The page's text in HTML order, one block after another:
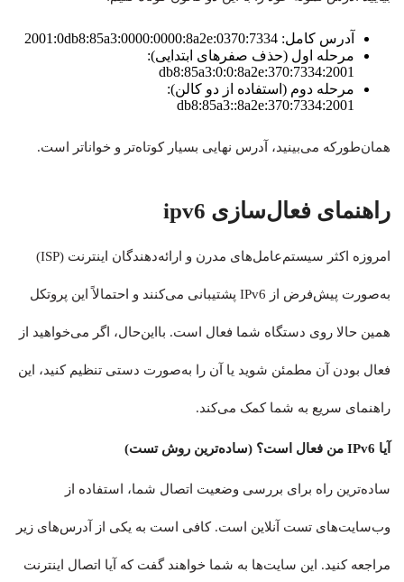
آدرس کامل: 2001:0db8:85a3:0000:0000:8a2e:0370:7334
مرحله اول (حذف صفرهای ابتدایی):
2001:db8:85a3:0:0:8a2e:370:7334
مرحله دوم (استفاده از دو کالن):
2001:db8:85a3::8a2e:370:7334
همان‌طورکه می‌بینید، آدرس نهایی بسیار کوتاه‌تر و خواناتر است.
راهنمای فعال‌سازی ipv6
امروزه اکثر سیستم‌عامل‌های مدرن و ارائه‌دهندگان اینترنت (ISP)
به‌صورت پیش‌فرض از IPv6 پشتیبانی می‌کنند و احتمالاً این پروتکل
همین حالا روی دستگاه شما فعال است. بااین‌حال، اگر می‌خواهید از
فعال بودن آن مطمئن شوید یا آن را به‌صورت دستی تنظیم کنید، این
راهنمای سریع به شما کمک می‌کند.
آیا IPv6 من فعال است؟ (ساده‌ترین روش تست)
ساده‌ترین راه برای بررسی وضعیت اتصال شما، استفاده از
وب‌سایت‌های تست آنلاین است. کافی است به یکی از آدرس‌های زیر
مراجعه کنید. این سایت‌ها به شما خواهند گفت که آیا اتصال اینترنت